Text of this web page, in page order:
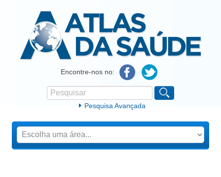
Atlas da SaúdeEncontre-nos no:
Formulário de procura
Pesquisar
Pesquisa Avançada